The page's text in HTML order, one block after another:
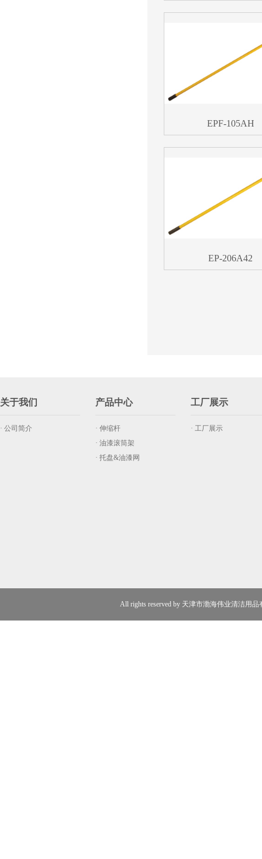
EPF-105AH
EP-206A42
关于我们
· 公司简介
产品中心
· 伸缩杆
· 油漆滚筒架
· 托盘&油漆网
工厂展示
· 工厂展示
All rights reserved by 天津市渤海伟业清洁用